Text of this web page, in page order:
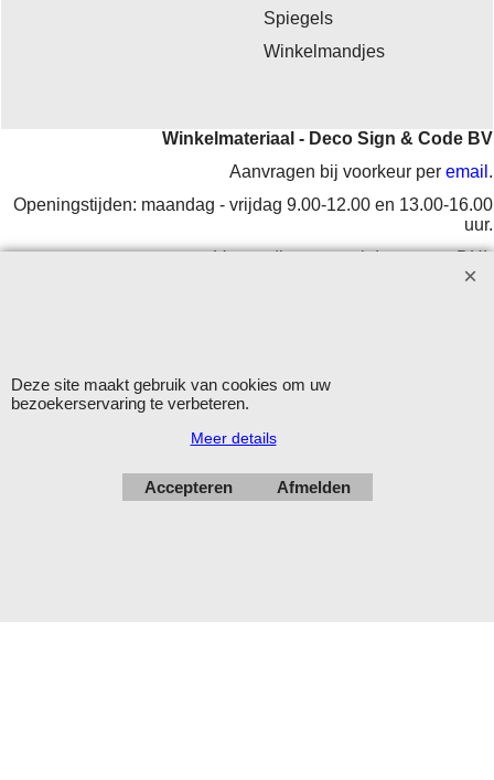
Spiegels
Winkelmandjes
Winkelmateriaal - Deco Sign & Code BV
Aanvragen bij voorkeur per email .
Openingstijden: maandag - vrijdag 9.00-12.00 en 13.00-16.00
uur.
Verzending op werkdagen met DHL
Webwinkel gemaakt met
ShopFactory webwinkel
Deze site maakt gebruik van cookies om uw
bezoekerservaring te verbeteren.
Meer details
Accepteren Afmelden